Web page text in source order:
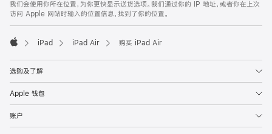
我们会使用你所在位置，为你更快显示送货选项。我们通过你的 IP 地址，或者你在上次
访问 Apple 网站时输入的位置信息，找到了你的位置。
iPad iPad Air 购买 iPad Air
选购及了解
Apple 钱包
账户